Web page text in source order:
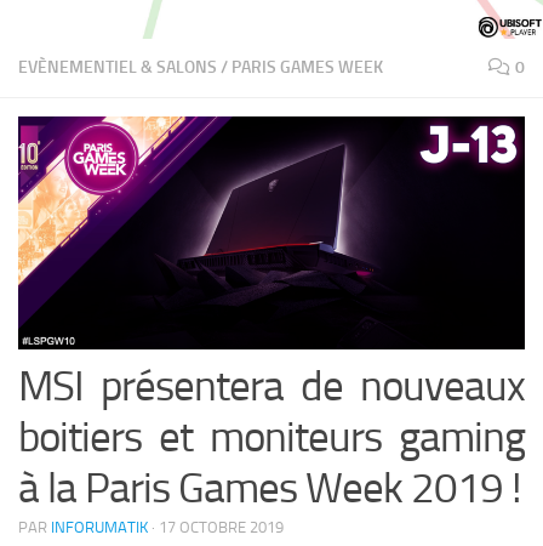
EVÈNEMENTIEL & SALONS / PARIS GAMES WEEK 0
MSI présentera de nouveaux
boitiers et moniteurs gaming
à la Paris Games Week 2019 !
PAR INFORUMATIK · 17 OCTOBRE 2019